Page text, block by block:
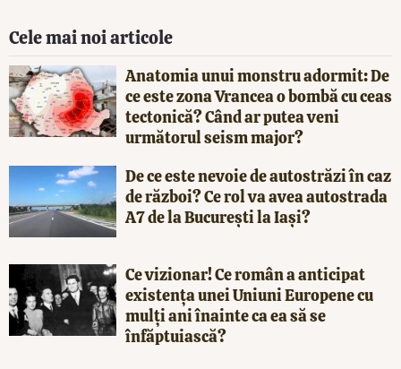
Cele mai noi articole
Anatomia unui monstru adormit: De
ce este zona Vrancea o bombă cu ceas
tectonică? Când ar putea veni
următorul seism major?
De ce este nevoie de autostrăzi în caz
de război? Ce rol va avea autostrada
A7 de la București la Iași?
Ce vizionar! Ce român a anticipat
existența unei Uniuni Europene cu
mulți ani înainte ca ea să se
înfăptuiască?